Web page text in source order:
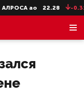
ао 22.28 -0.31